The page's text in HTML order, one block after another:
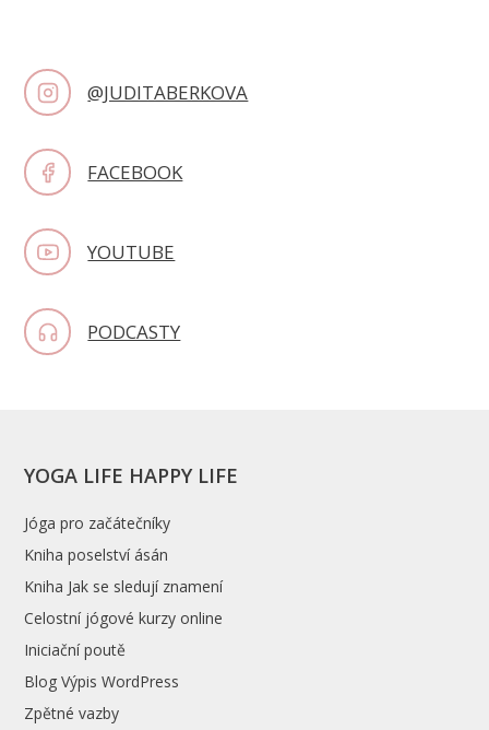
@JUDITABERKOVA
FACEBOOK
YOUTUBE
PODCASTY
YOGA LIFE HAPPY LIFE
Jóga pro začátečníky
Kniha poselství ásán
Kniha Jak se sledují znamení
Celostní jógové kurzy online
Iniciační poutě
Blog Výpis WordPress
Zpětné vazby